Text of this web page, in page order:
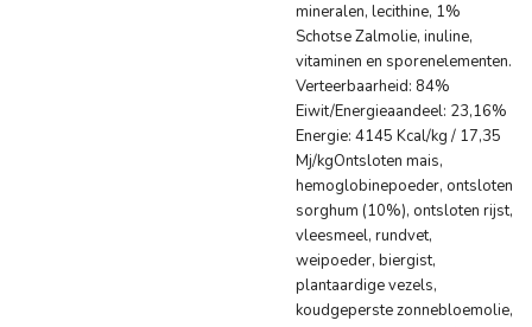
mineralen, lecithine, 1%
Schotse Zalmolie, inuline,
vitaminen en sporenelementen.
Verteerbaarheid: 84%
Eiwit/Energieaandeel: 23,16%
Energie: 4145 Kcal/kg / 17,35
Mj/kgOntsloten mais,
hemoglobinepoeder, ontsloten
sorghum (10%), ontsloten rijst,
vleesmeel, rundvet,
weipoeder, biergist,
plantaardige vezels,
koudgeperste zonnebloemolie,